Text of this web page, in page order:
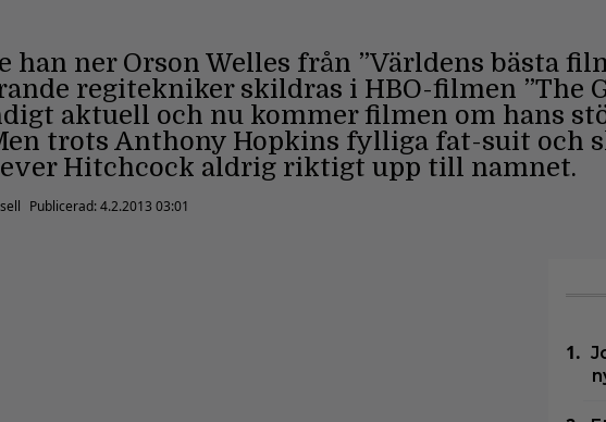
han ner Orson Welles från ”Världens bästa
regitekniker skildras i HBO-filmen ”The
aktuell och nu kommer filmen om hans
trots Anthony Hopkins fylliga fat-suit och
Hitchcock aldrig riktigt upp till namnet.
Publicerad:4.2.2013 03:01